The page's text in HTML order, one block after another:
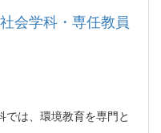
会学科・専任教員
は、環境教育を専門と